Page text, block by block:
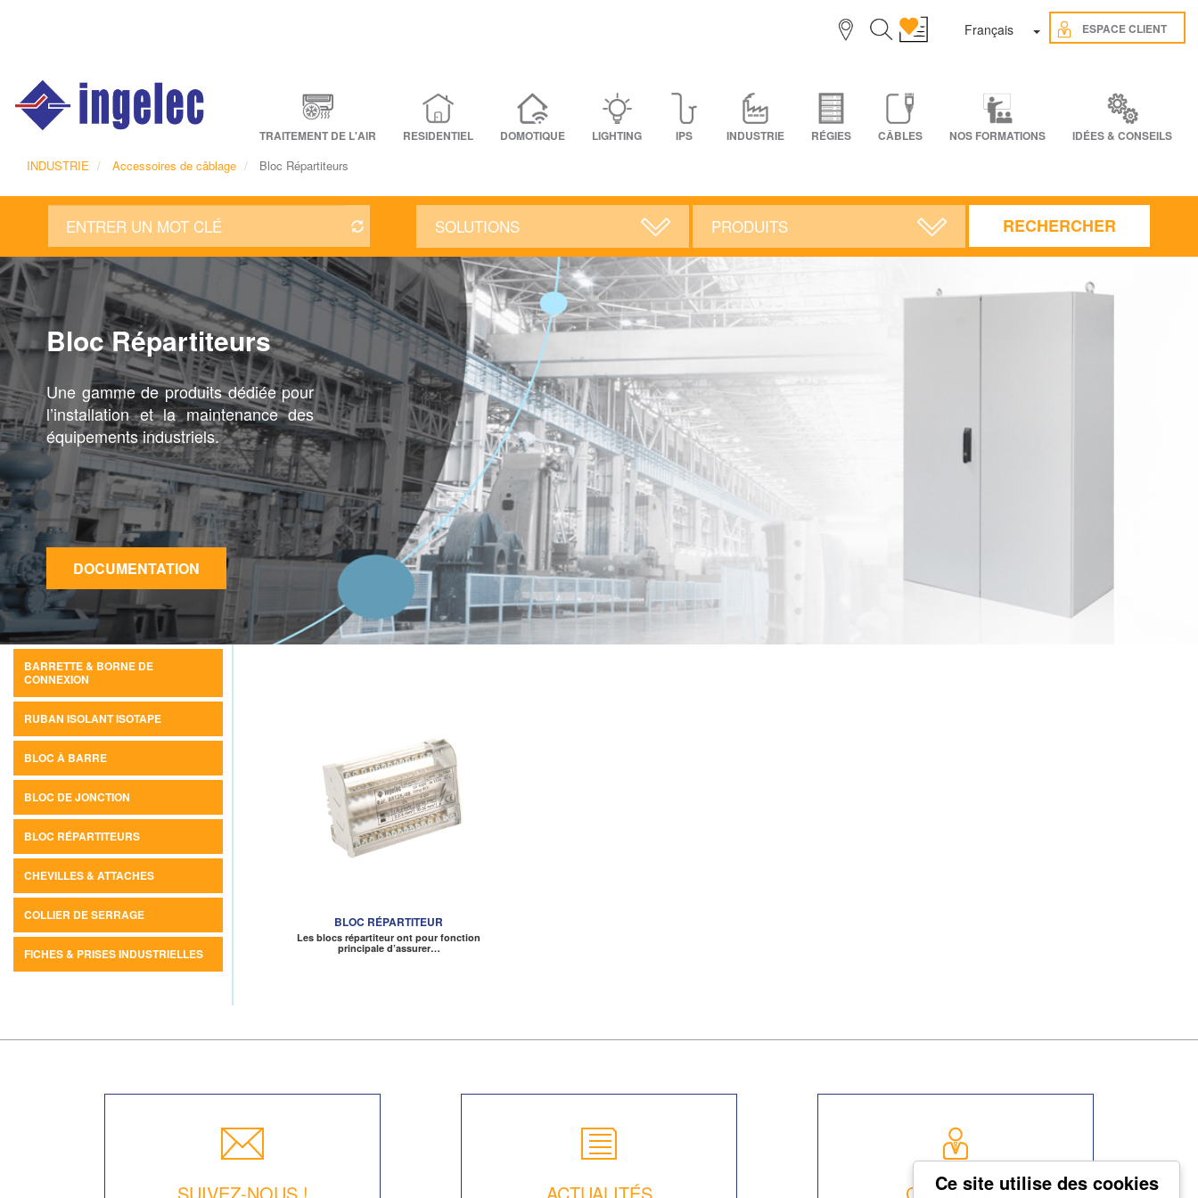
Français Toggle Dropdown
ESPACE CLIENT
TRAITEMENT DE L'AIR RESIDENTIEL DOMOTIQUE LIGHTING IPS INDUSTRIE RÉGIES CÂBLES NOS FORMATIONS IDÉES & CONSEILS
INDUSTRIE Accessoires de câblage Bloc Répartiteurs
RECHERCHER
Bloc Répartiteurs
Une gamme de produits dédiée pour
l’installation et la maintenance des
équipements industriels.
DOCUMENTATION
BARRETTE & BORNE DE
CONNEXION
RUBAN ISOLANT ISOTAPE
BLOC À BARRE
BLOC DE JONCTION
BLOC RÉPARTITEURS
CHEVILLES & ATTACHES
COLLIER DE SERRAGE
FICHES & PRISES INDUSTRIELLES
BLOC RÉPARTITEUR
Les blocs répartiteur ont pour fonction
principale d’assurer…